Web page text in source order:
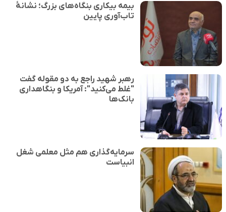
بیمه بیکاری بنگاه‌های بزرگ؛ نشانهٔ
تاب‌آوری پایین
رهبر شهید راجع به دو مقوله گفت
"غلط می‌کنید": آمریکا و بنگاهداری
بانک‌ها
سرمایه‌گذاری هم مثل معلمی شغل
انبیاست